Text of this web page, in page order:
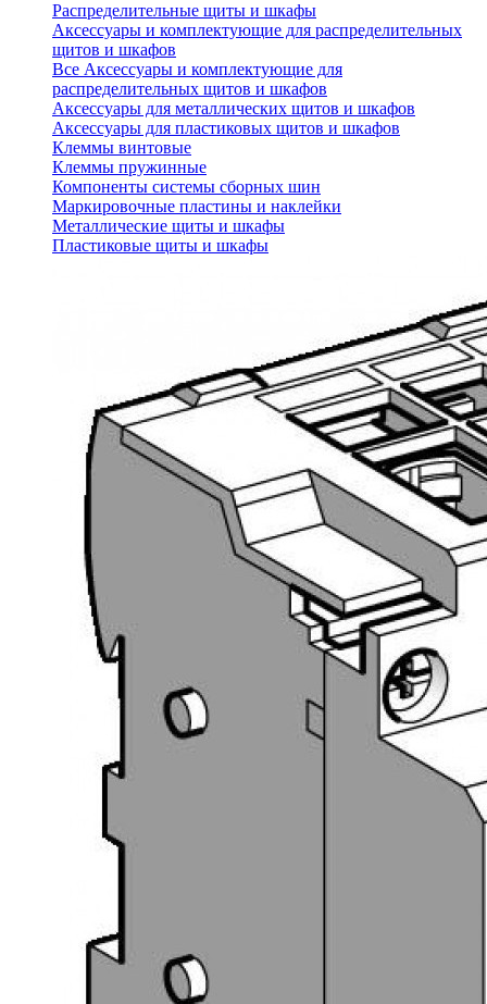
Распределительные щиты и шкафы
Аксессуары и комплектующие для распределительных
щитов и шкафов
Все Аксессуары и комплектующие для
распределительных щитов и шкафов
Аксессуары для металлических щитов и шкафов
Аксессуары для пластиковых щитов и шкафов
Клеммы винтовые
Клеммы пружинные
Компоненты системы сборных шин
Маркировочные пластины и наклейки
Металлические щиты и шкафы
Пластиковые щиты и шкафы